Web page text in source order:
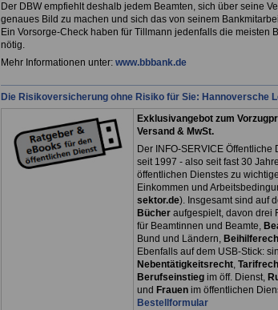
Der DBW empfiehlt deshalb jedem Beamten, sich über seine
genaues Bild zu machen und sich das von seinem
Ein Vorsorge-Check haben für Tillmann jedenfalls die meisten
nötig.
Mehr Informationen unter: www.bbbank.de
Die Risikoversicherung ohne Risiko für Sie: Hannoversche
Exklusivangebot zum
Versand & MwSt.
Der INFO-SERVICE Öffentliche
seit 1997 - also seit fast 30
öffentlichen Dienstes zu
Einkommen und
sektor.de). Insgesamt sind auf
Bücher aufgespielt, davon drei
für Beamtinnen und Beamte,
Bund und Ländern,
Ebenfalls auf dem USB-Stick:
Nebentätigkeitsrecht,
Berufseinstiegim öff. Dienst,
und Frauenim öffentlichen
Bestellformular